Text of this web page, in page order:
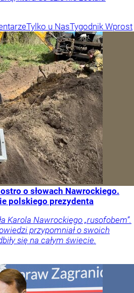
Tylko u NasTygodnik Wprost
o słowach Nawrockiego.
polskiego prezydenta
Karola Nawrockiego „rusofobem”.
przypomniał o swoich
się na całym świecie.